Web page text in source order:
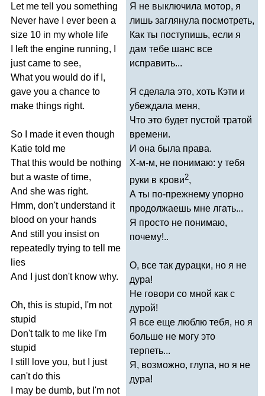
Let me tell you something
Never have ever been a
size 10 in my whole life
left the engine running,
just came to see,
What you would do if ,
gave you a chance to
make things right.
So made it even though
Katie told me
That this would be nothing
but a waste of time,
And she was right.
Hmm, don't understand it
blood on your hands
And still you insist on
repeatedly trying to tell
me
lies
And
just don't know why.
Oh, this is stupid, I'm not
stupid
Don't talk to me like I'm
stupid
still love you, but
just
can't do this
may be dumb, but I'm not
Я не выключила мотор, я
лишь заглянула посмотреть,
Как ты поступишь, если я
дам тебе шанс все
исправить...
Я сделала это, хоть Кэти и
убеждала меня,
Что это будет пустой тратой
времени.
И она была права.
Х-м-м, не понимаю: у тебя
руки в крови2,
А ты по-прежнему упорно
продолжаешь мне лгать...
Я просто не понимаю,
почему!..
О, все так дурацки, но я не
дура!
Не говори со мной как с
дурой!
Я все еще люблю тебя, но я
больше не могу это
терпеть...
Я, возможно, глупа, но я не
дура!